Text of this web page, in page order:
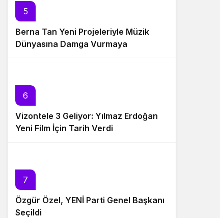
5
Berna Tan Yeni Projeleriyle Müzik
Dünyasına Damga Vurmaya
Hazırlanıyor
6
Vizontele 3 Geliyor: Yılmaz Erdoğan
Yeni Film İçin Tarih Verdi
7
Özgür Özel, YENİ Parti Genel Başkanı
Seçildi